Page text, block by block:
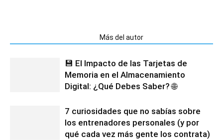
Más del autor
💾 El Impacto de las Tarjetas de
Memoria en el Almacenamiento
Digital: ¿Qué Debes Saber? 🌐
7 curiosidades que no sabías sobre
los entrenadores personales (y por
qué cada vez más gente los contrata)